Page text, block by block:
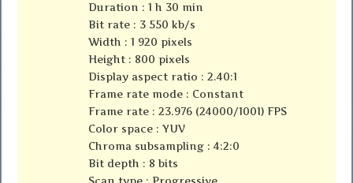
Duration : 1 h 30 min
Bit rate : 3 550 kb/s
Width : 1 920 pixels
Height : 800 pixels
Display aspect ratio : 2.40:1
Frame rate mode : Constant
Frame rate : 23.976 (24000/1001) FPS
Color space : YUV
Chroma subsampling : 4:2:0
Bit depth : 8 bits